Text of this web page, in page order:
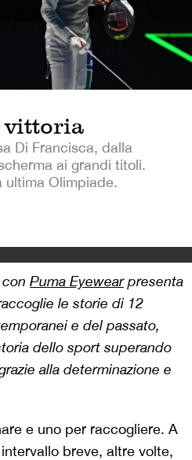
vittoria
Di Francisca, dalla
ai grandi titoli.
ultima Olimpiade.
Puma Eyewearpresenta
le storie di 12
e del passato,
dello sport superando
alla determinazione e
e uno per raccogliere. A
breve, altre volte,